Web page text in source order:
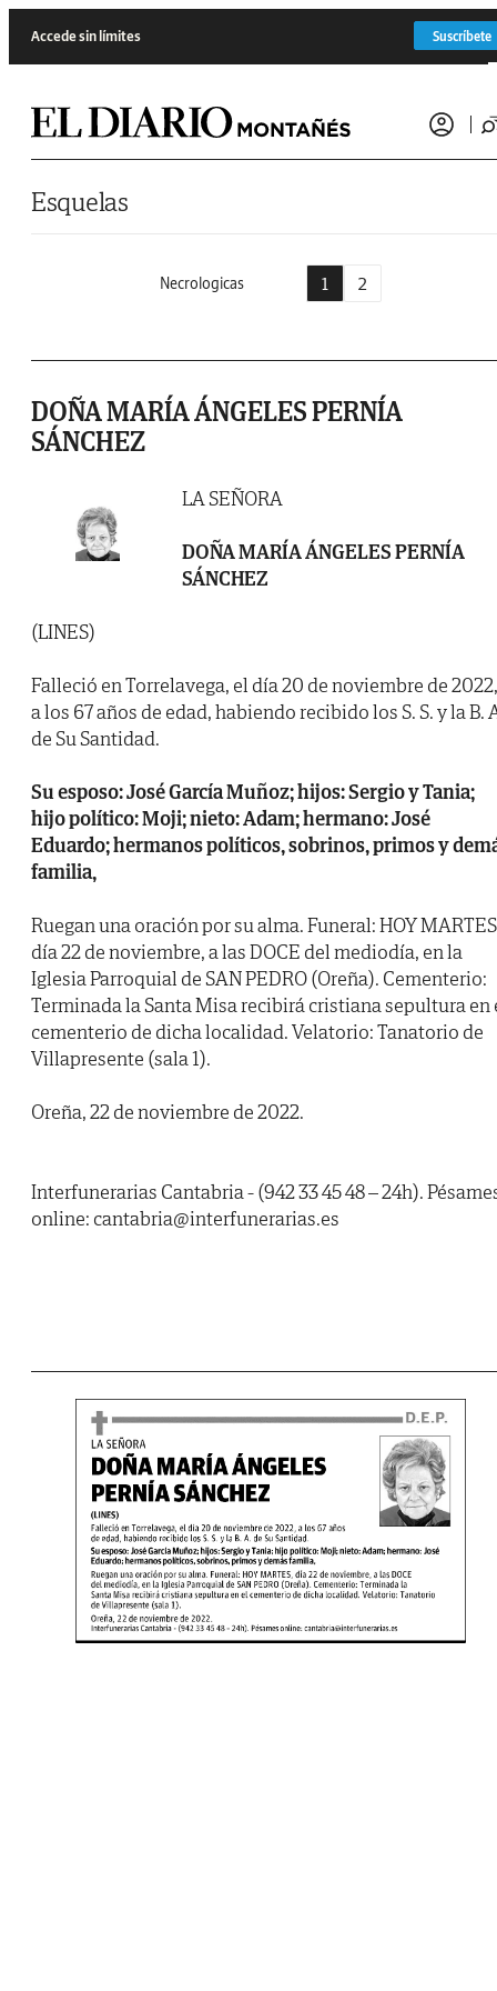
Accede sin límites Suscríbete
Esquelas
Necrologicas 1 2
DOÑA MARÍA ÁNGELES PERNÍA
SÁNCHEZ
LA SEÑORA
DOÑA MARÍA ÁNGELES PERNÍA
SÁNCHEZ
(LINES)
Falleció en Torrelavega, el día 20 de noviembre de 2022,
a los 67 años de edad, habiendo recibido los S. S. y la B.
de Su Santidad.
Su esposo: José García Muñoz; hijos: Sergio y Tania;
hijo político: Moji; nieto: Adam; hermano: José
Eduardo; hermanos políticos, sobrinos, primos y
familia,
Ruegan una oración por su alma. Funeral: HOY
día 22 de noviembre, a las DOCE del mediodía, en la
Iglesia Parroquial de SAN PEDRO (Oreña). Cementerio:
Terminada la Santa Misa recibirá cristiana sepultura en
cementerio de dicha localidad. Velatorio: Tanatorio de
Villapresente (sala 1).
Oreña, 22 de noviembre de 2022.
Interfunerarias Cantabria - (942 33 45 48 – 24h).
online: cantabria@interfunerarias.es